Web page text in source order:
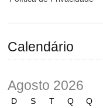
Calendário
Agosto 2026
D S T Q Q